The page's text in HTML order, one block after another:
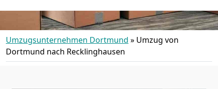
Umzugsunternehmen Dortmund » Umzug von
Dortmund nach Recklinghausen